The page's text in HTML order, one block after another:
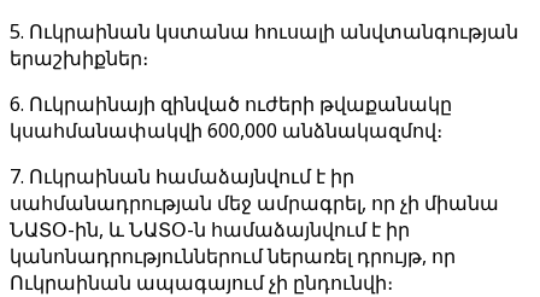
5. Ուկրաինան կստանա հուսալի անվտանգության
երաշխիքներ։
6. Ուկրաինայի զինված ուժերի թվաքանակը
կսահմանափակվի 600,000 անձնակազմով։
7. Ուկրաինան համաձայնվում է իր
սահմանադրության մեջ ամրագրել, որ չի միանա
ՆԱՏՕ-ին, և ՆԱՏՕ-ն համաձայնվում է իր
կանոնադրություններում ներառել դրույթ, որ
Ուկրաինան ապագայում չի ընդունվի։